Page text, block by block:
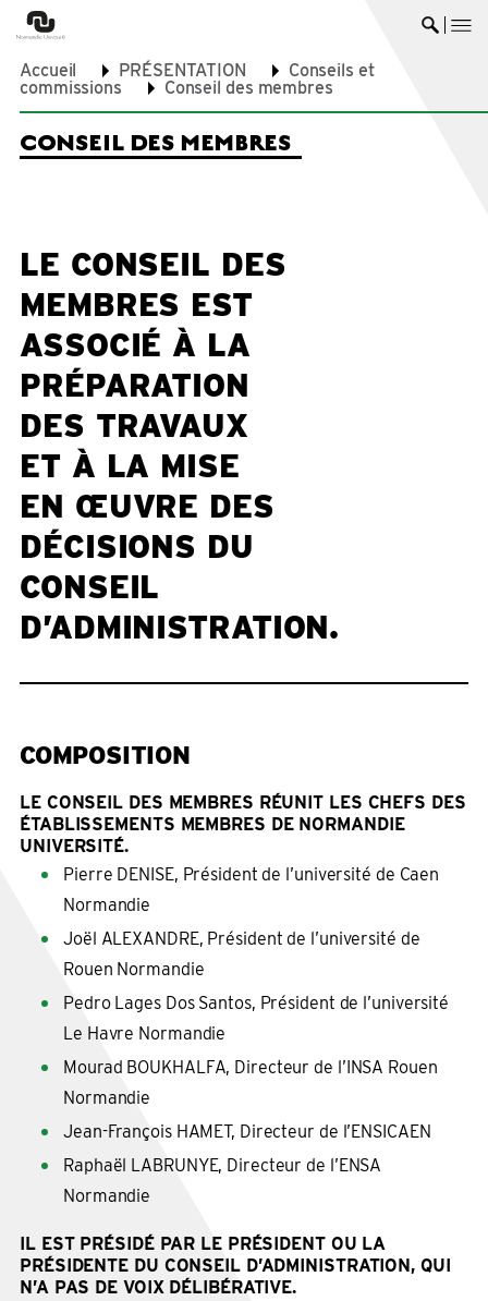
Accueil PRÉSENTATION
Conseils et
commissions
Conseil des membres
CONSEIL DES MEMBRES
LE CONSEIL DES
MEMBRES EST
ASSOCIÉ À LA
PRÉPARATION
DES TRAVAUX
ET À LA MISE
EN ŒUVRE DES
DÉCISIONS DU
CONSEIL
D’ADMINISTRATION.
COMPOSITION
LE CONSEIL DES MEMBRES RÉUNIT LES CHEFS DES
ÉTABLISSEMENTS MEMBRES DE NORMANDIE
UNIVERSITÉ.
Pierre DENISE, Président de l’université de Caen
Normandie
Joël ALEXANDRE, Président de l’université de
Rouen Normandie
Pedro Lages Dos Santos, Président de l’université
Le Havre Normandie
Mourad BOUKHALFA, Directeur de l’INSA Rouen
Normandie
Jean-François HAMET, Directeur de l’ENSICAEN
Raphaël LABRUNYE, Directeur de l’ENSA
Normandie
IL EST PRÉSIDÉ PAR LE PRÉSIDENT OU LA
PRÉSIDENTE DU CONSEIL D’ADMINISTRATION, QUI
N’A PAS DE VOIX DÉLIBÉRATIVE.